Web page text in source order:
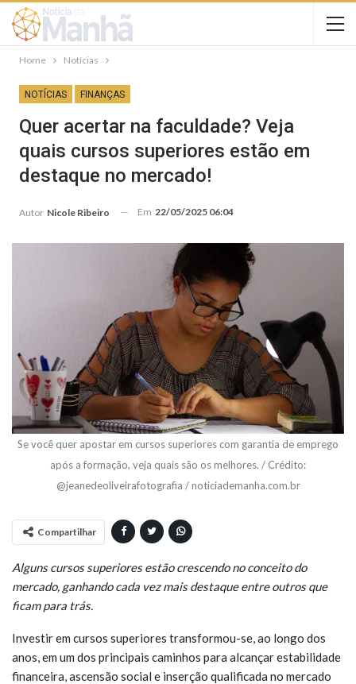
Home Notícias
NOTÍCIAS FINANÇAS
Quer acertar na faculdade? Veja
quais cursos superiores estão em
destaque no mercado!
Autor Nicole Ribeiro Em 22/05/2025 06:04
Se você quer apostar em cursos superiores com garantia de emprego
após a formação, veja quais são os melhores. / Crédito:
@jeanedeoliveirafotografia / noticiademanha.com.br
Compartilhar
Alguns cursos superiores estão crescendo no conceito do
mercado, ganhando cada vez mais destaque entre outros que
ficam para trás.
Investir em cursos superiores transformou-se, ao longo dos
anos, em um dos principais caminhos para alcançar estabilidade
financeira, ascensão social e inserção qualificada no mercado